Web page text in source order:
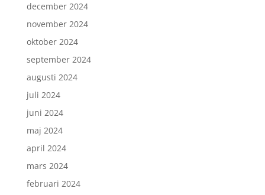
december 2024
november 2024
oktober 2024
september 2024
augusti 2024
juli 2024
juni 2024
maj 2024
april 2024
mars 2024
februari 2024